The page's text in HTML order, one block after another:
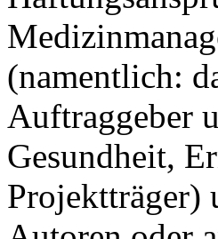
(namentlich:
Auftraggeber
Gesundheit,
Projektträger)